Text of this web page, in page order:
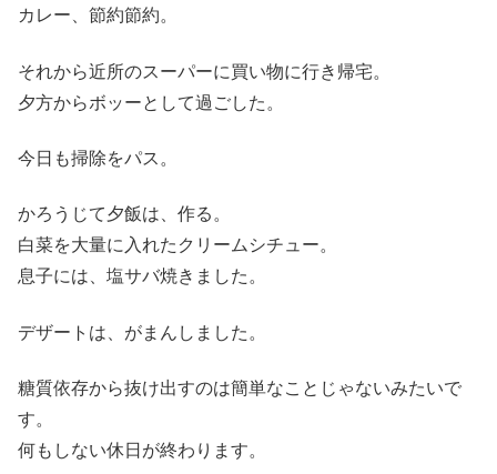
カレー、節約節約。
それから近所のスーパーに買い物に行き帰宅。
夕方からボッーとして過ごした。
今日も掃除をパス。
かろうじて夕飯は、作る。
白菜を大量に入れたクリームシチュー。
息子には、塩サバ焼きました。
デザートは、がまんしました。
糖質依存から抜け出すのは簡単なことじゃないみたいで
す。
何もしない休日が終わります。